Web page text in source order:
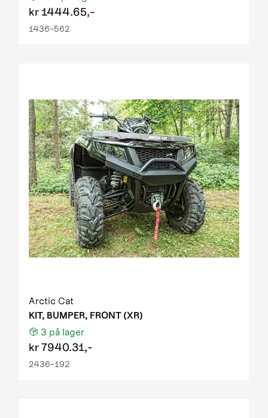
kr 1444.65,-
1436-562
Arctic Cat
KIT, BUMPER, FRONT (XR)
3 på lager
kr7940.31,-
2436-192